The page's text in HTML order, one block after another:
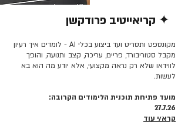
✦ קריאייטיב פרודקשן
מקונספט ותסריט ועד ביצוע בכלי AI - לומדים איך רעיון
מקבל סטוריבורד, פריים, עריכה, קצב ותנועה, והופך
לווידאו שלא רק נראה מקצועי, אלא יודע מה הוא בא
לעשות.
מועד פתיחת תוכנית הלימודים הקרובה:
27.7.26
קרא/י עוד